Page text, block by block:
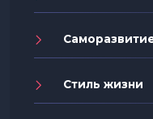
Стиль жизни